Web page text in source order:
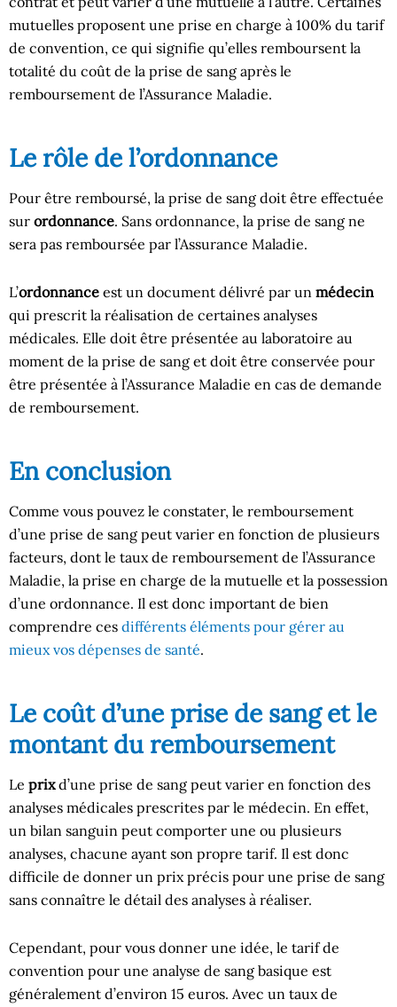
mutuelles proposent une prise en charge à 100% du tarif
de convention, ce qui signifie qu’elles remboursent la
totalité du coût de la prise de sang après le
remboursement de l’Assurance Maladie.
Le rôle de l’ordonnance
Pour être remboursé, la prise de sang doit être effectuée
sur ordonnance. Sans ordonnance, la prise de sang ne
sera pas remboursée par l’Assurance Maladie.
L’ordonnance est un document délivré par un médecin
qui prescrit la réalisation de certaines analyses
médicales. Elle doit être présentée au laboratoire au
moment de la prise de sang et doit être conservée pour
être présentée à l’Assurance Maladie en cas de demande
de remboursement.
En conclusion
Comme vous pouvez le constater, le remboursement
d’une prise de sang peut varier en fonction de plusieurs
facteurs, dont le taux de remboursement de l’Assurance
Maladie, la prise en charge de la mutuelle et la possession
d’une ordonnance. Il est donc important de bien
comprendre ces différents éléments pour gérer au
mieux vos dépenses de santé.
Le coût d’une prise de sang et le
montant du remboursement
Le prixd’une prise de sang peut varier en fonction des
analyses médicales prescrites par le médecin. En effet,
un bilan sanguin peut comporter une ou plusieurs
analyses, chacune ayant son propre tarif. Il est donc
difficile de donner un prix précis pour une prise de sang
sans connaître le détail des analyses à réaliser.
Cependant, pour vous donner une idée, le tarif de
convention pour une analyse de sang basique est
généralement d’environ 15 euros. Avec un taux de